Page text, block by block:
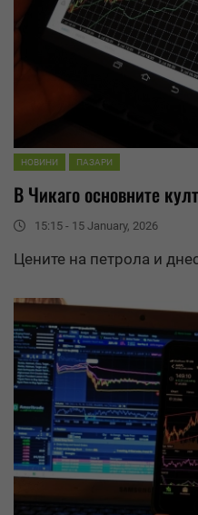
НОВИНИ ПАЗАРИ
В Чикаго основните
15:15 - 15 January, 2026
Цените на петрола и